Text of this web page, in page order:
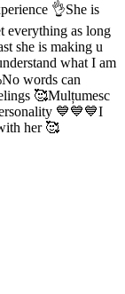
👌She is
everything as long
she is making u
what I am
words can
🥰Mulțumesc
💙💙💙I
her 🥰